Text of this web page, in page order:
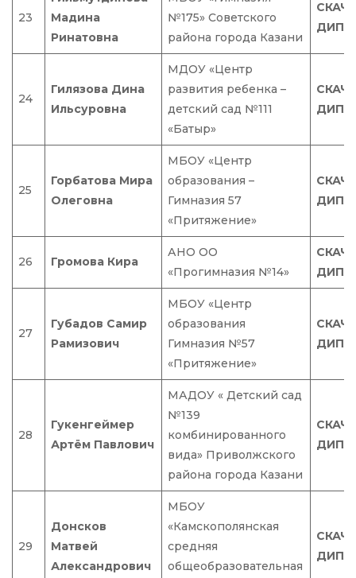
23
Мадина
Ринатовна
№175» Советского
района города Казани
24
Гилязова Дина
Ильсуровна
МДОУ «Центр
развития ребенка –
детский сад №111
«Батыр»
25
Горбатова Мира
Олеговна
МБОУ «Центр
образования –
Гимназия 57
«Притяжение»
26 Громова Кира
АНО ОО
«Прогимназия №14»
27
Губадов Самир
Рамизович
МБОУ «Центр
образования
Гимназия №57
«Притяжение»
28
Гукенгеймер
Артём Павлович
МАДОУ « Детский сад
№139
комбинированного
вида» Приволжского
района города Казани
29
Донсков
Матвей
Александрович
МБОУ
«Камскополянская
средняя
общеобразовательная